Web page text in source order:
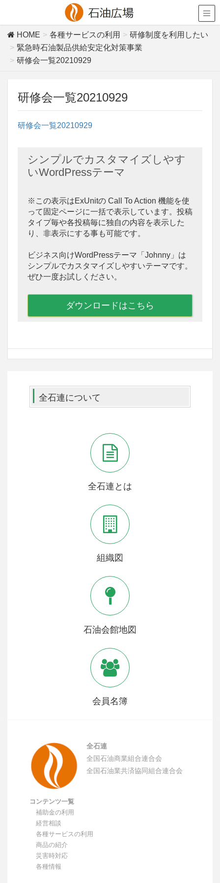
HOME 各種サービスの利用
研修制度を利用したい
緊急時石油製品供給安定化対策事業
研修会一覧20210929
研修会一覧20210929
研修会一覧20210929
シンプルでカスタマイズしやす
いWordPressテーマ
※この表示はExUnitの Call To Action 機能を使
って固定ページに一括で表示しています。投稿
タイプ毎や各投稿毎に独自の内容を表示した
り、非表示にする事も可能です。
ビジネス向けWordPressテーマ「Johnny」は
シンプルでカスタマイズしやすいテーマです。
ぜひ一度お試しください。
ダウンロードはこちら
全石連について
全石連とは
組織図
石油会館地図
会員名簿
全石連
全国石油商業組合連合会
全国石油業共済協同組合連合会
コンテンツ一覧
補助金の利用
経営相談
各種サービスの利用
商品の紹介
災害時対応
各種情報